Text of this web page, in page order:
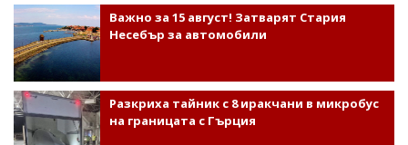
Важно за 15 август! Затварят Стария
Несебър за автомобили
Разкриха тайник с 8 иракчани в микробус
на границата с Гърция